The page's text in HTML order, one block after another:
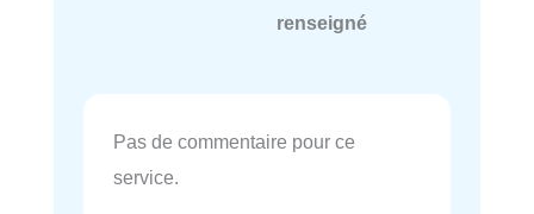
renseigné
Pas de commentaire pour ce
service.